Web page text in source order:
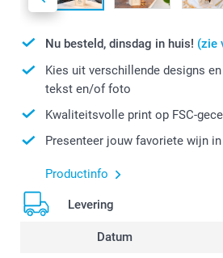
Nu besteld, dinsdag in huis! (zie
Kies uit verschillende designs
tekst en/of foto
Kwaliteitsvolle print op FSC-
Presenteer jouw favoriete wijn
Productinfo
Levering
Datum